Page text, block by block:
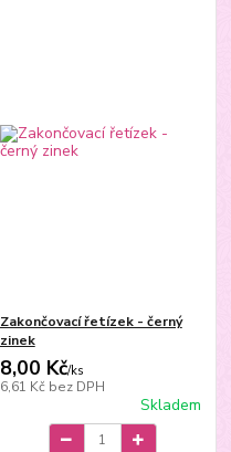
Zakončovací řetízek - černý
zinek
8,00 Kč/ks
6,61 Kč bez DPH
Skladem